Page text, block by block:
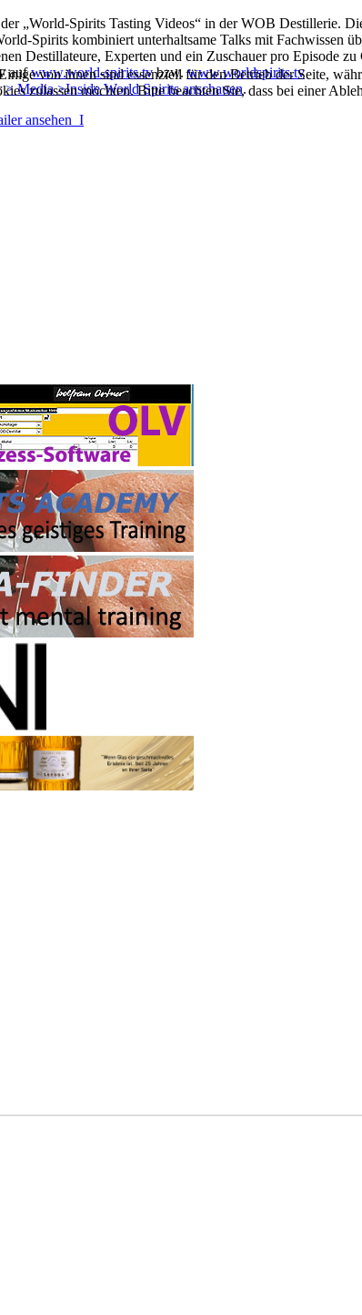
„World-Spirits Tasting Videos“ in der WOB Destillerie.
Spirits kombiniert unterhaltsame Talks mit Fachwissen
Destillateure, Experten und ein Zuschauer pro Episode
aufwww.world-spirits.tvbzw.www.worldspirits.tv
> Media >Inside World Spirits anschauen.
ansehen I
von ihnen sind essenziell für den Betrieb der Seite,
zulassen möchten. Bitte beachten Sie, dass bei einer